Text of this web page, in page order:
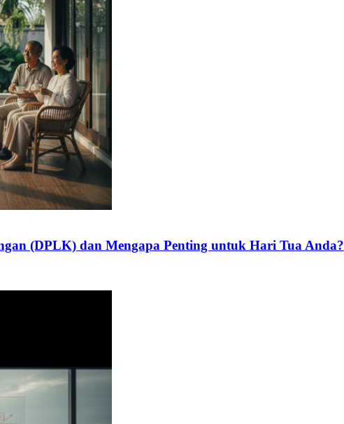
(DPLK) dan Mengapa Penting untuk Hari Tua Anda?